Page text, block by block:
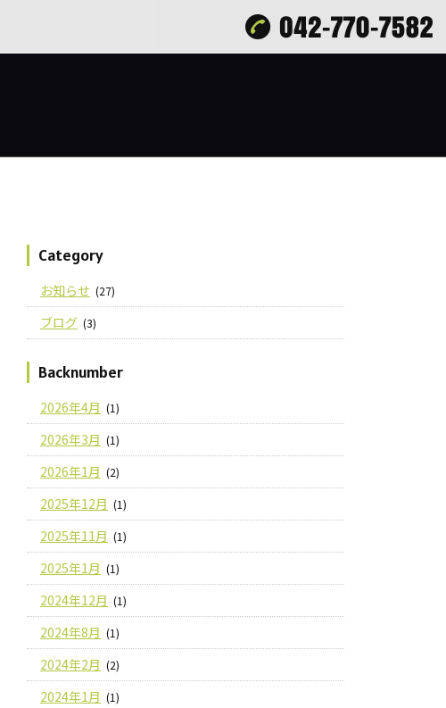
Category
お知らせ (27)
ブログ (3)
Backnumber
2026年4月 (1)
2026年3月 (1)
2026年1月 (2)
2025年12月 (1)
2025年11月 (1)
2025年1月 (1)
2024年12月 (1)
2024年8月 (1)
2024年2月 (2)
2024年1月 (1)